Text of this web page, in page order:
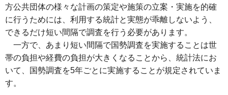
方公共団体の様々な計画の策定や施策の立案・実施を的確
に行うためには、利用する統計と実態が乖離しないよう、
できるだけ短い間隔で調査を行う必要があります。
一方で、あまり短い間隔で国勢調査を実施することは世
帯の負担や経費の負担が大きくなることから、統計法にお
いて、国勢調査を5年ごとに実施することが規定されていま
す。